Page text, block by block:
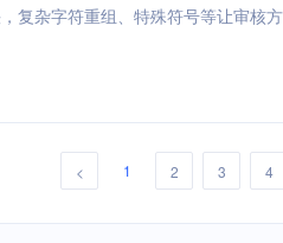
复杂字符重组、特殊符号等让审核
< 1 2 3 4